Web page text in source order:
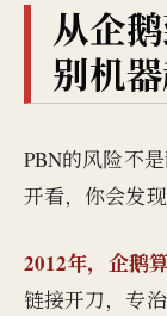
从企
别机
PBN的风险不
开看，你会发
2012年，企鹅算
链接开刀，专